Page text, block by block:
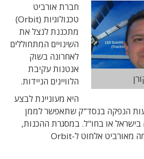
חברת אורביט
טכנולוגיות (Orbit)
מתכננת לנצל את
השינויים המתחוללים
לאחרונה בשוק
אנטנות עקיבת
הלוויינים הניידות.
היא מעוניינת לבצע
הנפקה בנסד"ק שתאפשר לממן
או בחו"ל. במסגרת ההכנות,
החברה שינתה את שמה מאורביט אלחוט ל-Orbit